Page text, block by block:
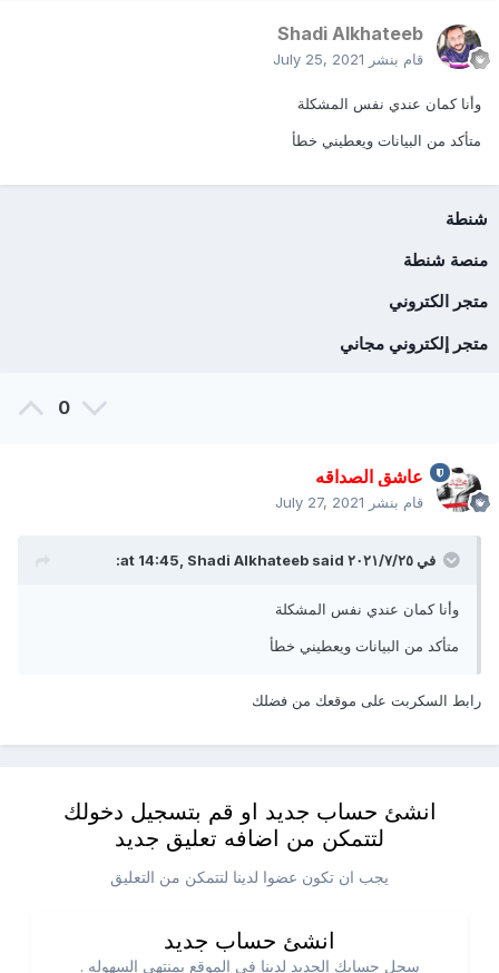
Shadi Alkhateeb
قام بنشر July 25, 2021
وأنا كمان عندي نفس المشكلة
متأكد من البيانات ويعطيني خطأ
شنطة
منصة شنطة
متجر الكتروني
متجر إلكتروني مجاني
0
عاشق الصداقه
قام بنشر July 27, 2021
في ٢٥‏/٧‏/٢٠٢١ at 14:45, Shadi Alkhateebsaid:
وأنا كمان عندي نفس المشكلة
متأكد من البيانات ويعطيني خطأ
رابط السكربت على موقعك من فضلك
انشئ حساب جديد او قم بتسجيل دخولك
لتتمكن من اضافه تعليق جديد
يجب ان تكون عضوا لدينا لتتمكن من التعليق
انشئ حساب جديد
سجل حسابك الجديد لدينا في الموقع بمنتهي السهوله .